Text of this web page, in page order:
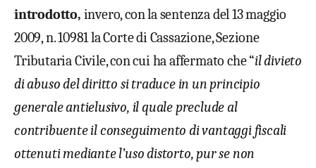
introdotto, invero, con la sentenza del 13 maggio
2009, n. 10981 la Corte di Cassazione, Sezione
Tributaria Civile, con cui ha affermato che “il divieto
di abuso del diritto si traduce in un principio
generale antielusivo, il quale preclude al
contribuente il conseguimento di vantaggi fiscali
ottenuti mediante l’uso distorto, pur se non